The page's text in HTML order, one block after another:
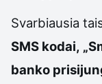
Svarbiausia
SMS kodai,
banko